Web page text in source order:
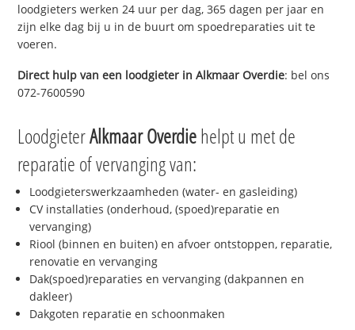
loodgieters werken 24 uur per dag, 365 dagen per jaar en
zijn elke dag bij u in de buurt om spoedreparaties uit te
voeren.
Direct hulp van een loodgieter inAlkmaar Overdie: bel ons
072-7600590
LoodgieterAlkmaar Overdiehelpt u met de
reparatie of vervanging van:
Loodgieterswerkzaamheden (water- en gasleiding)
CV installaties (onderhoud, (spoed)reparatie en
vervanging)
Riool (binnen en buiten) en afvoer ontstoppen, reparatie,
renovatie en vervanging
Dak(spoed)reparaties en vervanging (dakpannen en
dakleer)
Dakgoten reparatie en schoonmaken